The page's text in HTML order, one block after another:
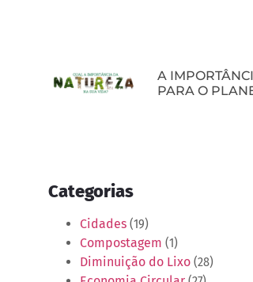
A
PARA O
Categorias
Cidades (19)
Compostagem (1)
Diminuição do Lixo (28)